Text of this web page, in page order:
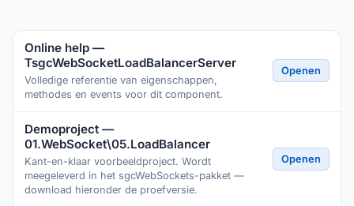
Online help —
TsgcWebSocketLoadBalancerServer
Volledige referentie van eigenschappen,
methodes en events voor dit component.
Openen
Demoproject —
01.WebSocket\05.LoadBalancer
Kant-en-klaar voorbeeldproject. Wordt
meegeleverd in het sgcWebSockets-pakket —
download hieronder de proefversie.
Openen